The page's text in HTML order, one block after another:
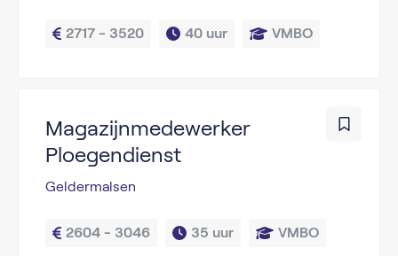
2717 - 3520 40 uur VMBO
Magazijnmedewerker
Ploegendienst
Geldermalsen
2604 - 3046 35 uur VMBO